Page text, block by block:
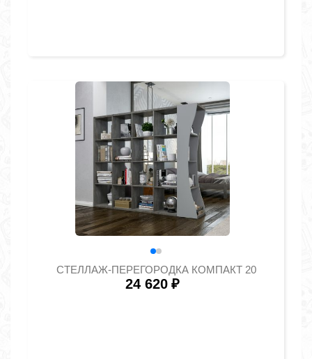
СТЕЛЛАЖ-ПЕРЕГОРОДКА КОМПАКТ 20
24 620 ₽